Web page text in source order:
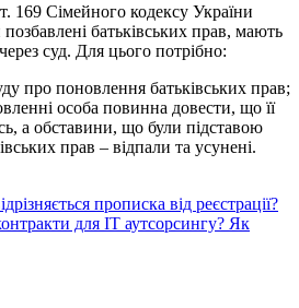
169 Сімейного кодексу України
батьківських прав, мають
суд. Для цього потрібно:
про поновлення батьківських прав;
особа повинна довести, що її
а обставини, що були підставою
прав – відпали та усунені.
прописка від реєстрації?
для IT аутсорсингу? Як